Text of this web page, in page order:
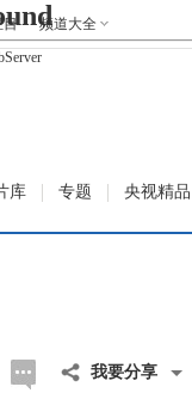
目 频道大全
库 专题 央视精品
我要分享